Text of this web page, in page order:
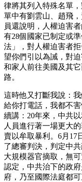
律將其列入特殊名單
單中有劉雲山、趙飛
員還說明，人權迫害
有28個國家已制定或
法」，對人權迫害者
望你們引以為誡，對
和家人前往美國及其
路。
這時他又打斷我說：
給你打電話，我都不
續講：20年來，中共
人員進行著一場更大
賣以牟取暴利。6月17
了總審判決，判定中
大規模器官摘取，無
認定，中共治下的政
府，乃至國際法庭都